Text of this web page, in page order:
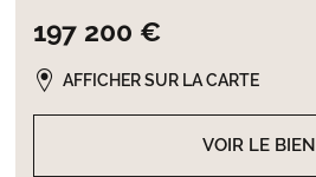
197 200 €
VOIR LE BIEN
AFFICHER SUR LA CARTE